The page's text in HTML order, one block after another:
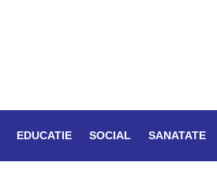
EDUCATIE SOCIAL SANATATE